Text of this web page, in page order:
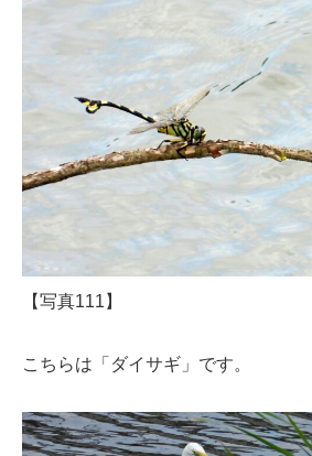
【写真111】
こちらは「ダイサギ」です。